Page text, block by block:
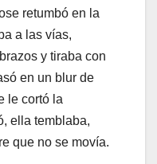
retumbó en la
a las vías,
y tiraba con
en un blur de
le cortó la
ella temblaba,
que no se movía.